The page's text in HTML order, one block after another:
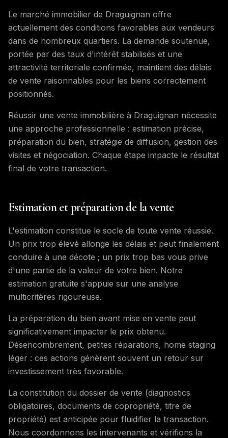
Le marché immobilier de Draguignan offre
actuellement des conditions favorables aux vendeurs
dans de nombreux quartiers. La demande soutenue,
portée par des taux d'intérêt stabilisés et une
attractivité territoriale confirmée, maintient des délais
de vente raisonnables pour les biens correctement
positionnés.
Réussir une vente immobilière à Draguignan nécessite
une approche professionnelle : estimation précise,
préparation du bien, stratégie de diffusion, gestion des
visites et négociation. Chaque étape impacte le résultat
final de votre transaction.
Estimation et préparation de la vente
L'estimation constitue le socle de toute vente réussie.
Un prix trop élevé allonge les délais et peut finalement
conduire à une décote ; un prix trop bas vous prive
d'une partie de la valeur de votre bien. Notre
estimation gratuite s'appuie sur une analyse
multicritères rigoureuse.
La préparation du bien avant mise en vente peut
significativement impacter le prix obtenu.
Désencombrement, petites réparations, home staging
léger : ces actions génèrent souvent un retour sur
investissement très favorable.
La constitution du dossier de vente (diagnostics
obligatoires, documents de copropriété, titre de
propriété) est anticipée pour fluidifier la transaction.
Nous coordonnons les intervenants et vérifions la